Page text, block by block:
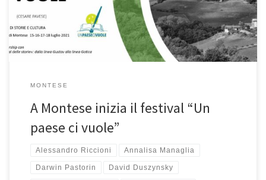
MONTESE
A Montese inizia il festival “Un
paese ci vuole”
Alessandro Riccioni Annalisa Managlia
Darwin Pastorin David Duszynsky